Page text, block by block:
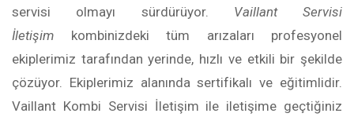
servisi olmayı sürdürüyor. Vaillant Servisi
İletişim kombinizdeki tüm arızaları profesyonel
ekiplerimiz tarafından yerinde, hızlı ve etkili bir şekilde
çözüyor. Ekiplerimiz alanında sertifikalı ve eğitimlidir.
Vaillant Kombi Servisi İletişim ile iletişime geçtiğiniz